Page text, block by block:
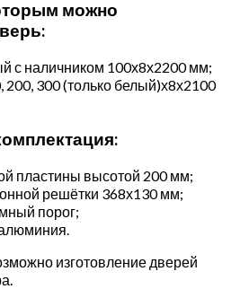
можно
с наличником 100х8х2200 мм;
300 (только белый)х8х2100
пластины высотой 200 мм;
решётки 368х130 мм;
порог;
изготовление дверей